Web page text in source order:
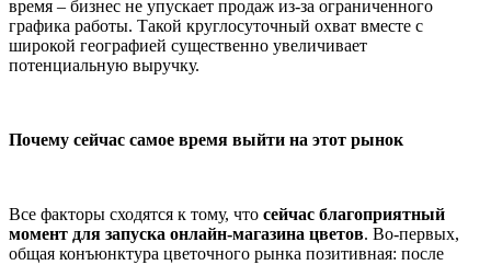
время – бизнес не упускает продаж из-за ограниченного
графика работы. Такой круглосуточный охват вместе с
широкой географией существенно увеличивает
потенциальную выручку.
Почему сейчас самое время выйти на этот рынок
Все факторы сходятся к тому, что сейчас благоприятный
момент для запуска онлайн-магазина цветов. Во-первых,
общая конъюнктура цветочного рынка позитивная: после